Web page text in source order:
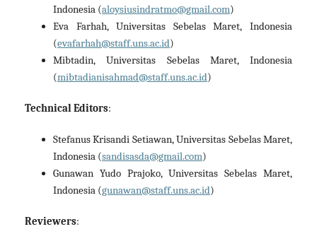
Indonesia (aloysiusindratmo@gmail.com)
Eva Farhah, Universitas Sebelas Maret, Indonesia
(evafarhah@staff.uns.ac.id)
Mibtadin, Universitas Sebelas Maret, Indonesia
(mibtadianisahmad@staff.uns.ac.id)
Technical Editors:
Stefanus Krisandi Setiawan, Universitas Sebelas Maret,
Indonesia (sandisasda@gmail.com)
Gunawan Yudo Prajoko, Universitas Sebelas Maret,
Indonesia (gunawan@staff.uns.ac.id)
Reviewers: